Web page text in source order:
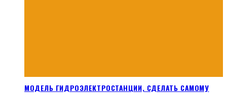
МОДЕЛЬ ГИДРОЭЛЕКТРОСТАНЦИИ, СДЕЛАТЬ САМОМУ